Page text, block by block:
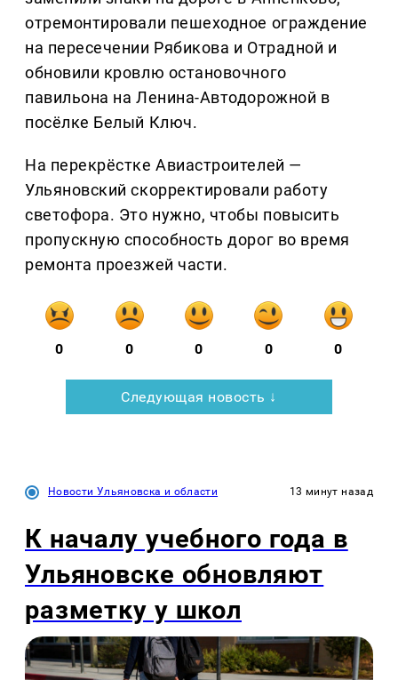
отремонтировали пешеходное ограждение
на пересечении Рябикова и Отрадной и
обновили кровлю остановочного
павильона на Ленина-Автодорожной в
посёлке Белый Ключ.
На перекрёстке Авиастроителей —
Ульяновский скорректировали работу
светофора. Это нужно, чтобы повысить
пропускную способность дорог во время
ремонта проезжей части.
0 0 0 0 0
Следующая новость ↓
Новости Ульяновска и области 13 минут назад
К началу учебного года в
Ульяновске обновляют
разметку у школ